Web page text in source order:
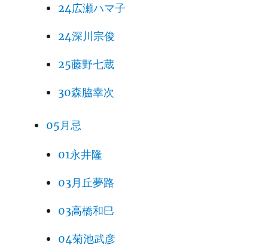
24広瀬ハマ子
24深川宗俊
25藤野七蔵
30森脇幸次
05月忌
01永井隆
03月丘夢路
03高橋和巳
04菊池武彦